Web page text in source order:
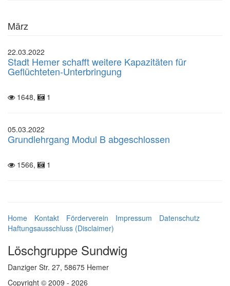
März
22.03.2022
Stadt Hemer schafft weitere Kapazitäten für
Geflüchteten-Unterbringung
1648, 1
05.03.2022
Grundlehrgang Modul B abgeschlossen
1566, 1
Home Kontakt Förderverein Impressum
Datenschutz
Haftungsausschluss (Disclaimer)
Löschgruppe Sundwig
Danziger Str. 27, 58675 Hemer
Copyright © 2009 - 2026